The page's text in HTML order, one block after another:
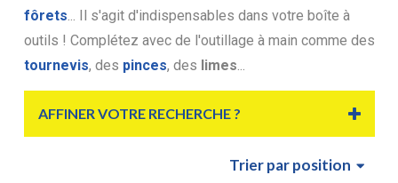
fôrets ... Il s'agit d'indispensables dans votre boîte à
outils ! Complétez avec de l'outillage à main comme des
tournevis, des pinces, des limes
AFFINER VOTRE RECHERCHE ?
Trierpar position